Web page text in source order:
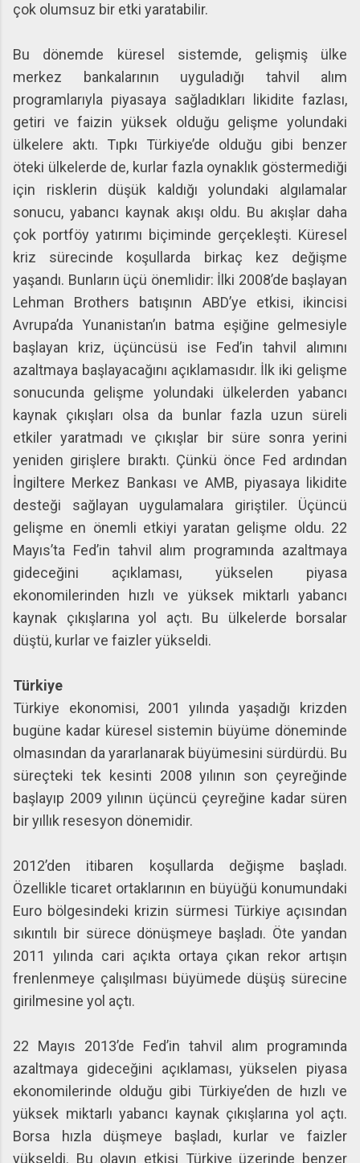
çok olumsuz bir etki yaratabilir.
Bu dönemde küresel sistemde, gelişmiş ülke
merkez bankalarının uyguladığı tahvil alım
programlarıyla piyasaya sağladıkları likidite fazlası,
getiri ve faizin yüksek olduğu gelişme yolundaki
ülkelere aktı. Tıpkı Türkiye’de olduğu gibi benzer
öteki ülkelerde de, kurlar fazla oynaklık göstermediği
için risklerin düşük kaldığı yolundaki algılamalar
sonucu, yabancı kaynak akışı oldu. Bu akışlar daha
çok portföy yatırımı biçiminde gerçekleşti. Küresel
kriz sürecinde koşullarda birkaç kez değişme
yaşandı. Bunların üçü önemlidir: İlki 2008’de başlayan
Lehman Brothers batışının ABD’ye etkisi, ikincisi
Avrupa’da Yunanistan’ın batma eşiğine gelmesiyle
başlayan kriz, üçüncüsü ise Fed’in tahvil alımını
azaltmaya başlayacağını açıklamasıdır. İlk iki gelişme
sonucunda gelişme yolundaki ülkelerden yabancı
kaynak çıkışları olsa da bunlar fazla uzun süreli
etkiler yaratmadı ve çıkışlar bir süre sonra yerini
yeniden girişlere bıraktı. Çünkü önce Fed ardından
İngiltere Merkez Bankası ve AMB, piyasaya likidite
desteği sağlayan uygulamalara giriştiler. Üçüncü
gelişme en önemli etkiyi yaratan gelişme oldu. 22
Mayıs’ta Fed’in tahvil alım programında azaltmaya
gideceğini açıklaması, yükselen piyasa
ekonomilerinden hızlı ve yüksek miktarlı yabancı
kaynak çıkışlarına yol açtı. Bu ülkelerde borsalar
düştü, kurlar ve faizler yükseldi.
Türkiye
Türkiye ekonomisi, 2001 yılında yaşadığı krizden
bugüne kadar küresel sistemin büyüme döneminde
olmasından da yararlanarak büyümesini sürdürdü. Bu
süreçteki tek kesinti 2008 yılının son çeyreğinde
başlayıp 2009 yılının üçüncü çeyreğine kadar süren
bir yıllık resesyon dönemidir.
2012’den itibaren koşullarda değişme başladı.
Özellikle ticaret ortaklarının en büyüğü konumundaki
Euro bölgesindeki krizin sürmesi Türkiye açısından
sıkıntılı bir sürece dönüşmeye başladı. Öte yandan
2011 yılında cari açıkta ortaya çıkan rekor artışın
frenlenmeye çalışılması büyümede düşüş sürecine
girilmesine yol açtı.
22 Mayıs 2013’de Fed’in tahvil alım programında
azaltmaya gideceğini açıklaması, yükselen piyasa
ekonomilerinde olduğu gibi Türkiye’den de hızlı ve
yüksek miktarlı yabancı kaynak çıkışlarına yol açtı.
Borsa hızla düşmeye başladı, kurlar ve faizler
yükseldi. Bu olayın etkisi Türkiye üzerinde benzer